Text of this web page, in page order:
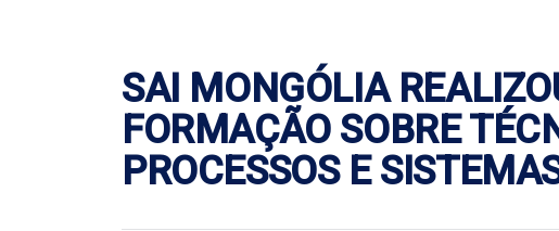
SAI MONGÓLIA
FORMAÇÃO SOBRE
PROCESSOS E